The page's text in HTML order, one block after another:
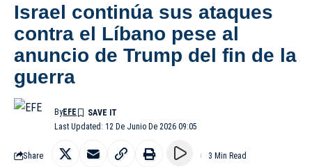
Israel continúa sus ataques
contra el Líbano pese al
anuncio de Trump del fin de la
guerra
Last Updated: 12 De Junio De 2026 09:05
ByEFE
Share 3 Min Read